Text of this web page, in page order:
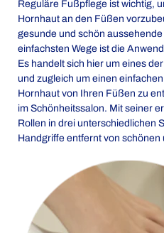
Reguläre Fußpflege ist wichtig,
Hornhaut an den Füßen
gesunde und schön
einfachsten Wege ist die
Es handelt sich hier um eines
und zugleich um einen
Hornhaut von Ihren Füßen zu
im Schönheitssalon. Mit seiner
Rollen in drei unterschiedlichen
Handgriffe entfernt von